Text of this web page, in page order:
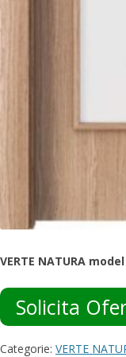
VERTE NATURA
Solicita
Categorie: VERTE